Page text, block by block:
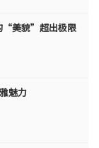
美貌”超出极限
魅力